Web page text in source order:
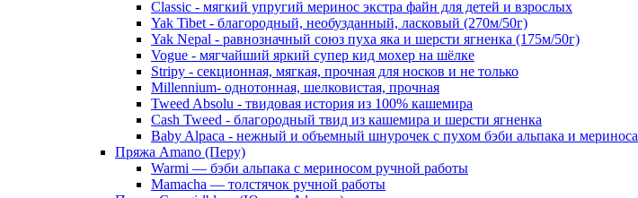
Classic - мягкий упругий меринос экстра файн для детей и взрослых
Yak Tibet - благородный, необузданный, ласковый (270м/50г)
Yak Nepal - равнозначный союз пуха яка и шерсти ягненка (175м/50г)
Vogue - мягчайший яркий супер кид мохер на шёлке
Stripy - секционная, мягкая, прочная для носков и не только
Millennium- однотонная, шелковистая, прочная
Tweed Absolu - твидовая история из 100% кашемира
Cash Tweed - благородный твид из кашемира и шерсти ягненка
Baby Alpaca - нежный и объемный шнурочек с пухом бэби альпака и мериноса
Пряжа Amano (Перу)
Warmi — бэби альпака с мериносом ручной работы
Mamacha — толстячок ручной работы